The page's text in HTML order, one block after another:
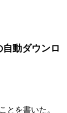
動ダウンロ
とを書いた。